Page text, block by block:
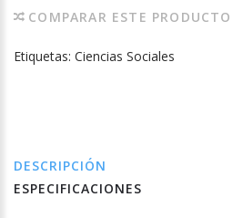
COMPARAR ESTE PRODUCTO
Etiquetas: Ciencias Sociales
DESCRIPCIÓN
ESPECIFICACIONES